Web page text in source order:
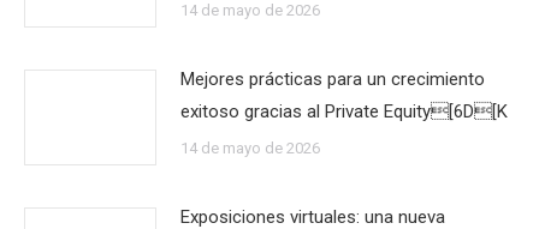
14 de mayo de 2026
Mejores prácticas para un crecimiento
exitoso gracias al Private Equity[6D[K
14 de mayo de 2026
Exposiciones virtuales: una nueva